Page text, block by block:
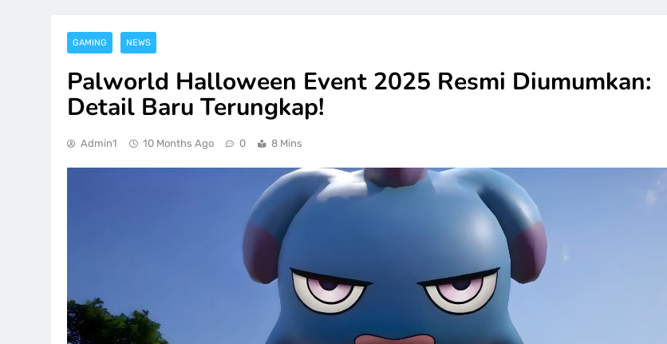
GAMING NEWS
Palworld Halloween Event 2025 Resmi Diumumkan:
Detail Baru Terungkap!
Admin1 10 Months Ago 0 8 Mins